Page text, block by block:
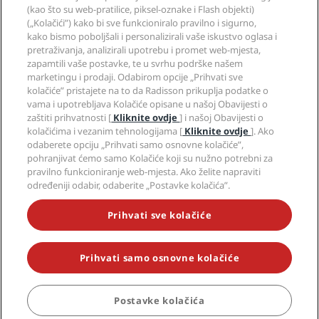
REZERVIRAJ
Hoteli za sportaše
Hoteli prilagođeni obiteljima
Zdravlje i sigurnost
Radite u RHG-u
Radite u PPHE-e
Radite u EHL-u
The Club by RHG
Razvojne mogućnosti
Responsible Business
Nabava
Centar za privatnost
Pravna obavijest
Uvjeti i odredbe programa Radisson Rewards
Sporazum o uporabi web-mjesta
Digitalna dostupnost
Izjava o modernom ropstvu
Pomoć
Upozorenja za korisnike
Kontakt
Često postavljana pitanja
Mapa stranice
Društveni mediji
Brendovi Radisson Hotels
NIKADA NE PROPUSTITE NAJPOPULARNIJE PONUDE
© 2026 Radisson Hotel Group.Sva prava pridržana. RHG Radisson
Hotel Group, Radisson, Radisson RED, Radisson Blu, Radisson Collection,
Radisson Individuals, Park Plaza, Park Inn, Country Inn & Suites, Prize by
Radisson, Radisson Rewards i Radisson Meetings zaštitni su znakovi
grupe Radisson Hotel Group.
(kao što su web-pratilice, piksel-oznake i Flash objekti)
(„Kolačići”) kako bi sve funkcioniralo pravilno i sigurno,
kako bismo poboljšali i personalizirali vaše iskustvo oglasa i
pretraživanja, analizirali upotrebu i promet web-mjesta,
zapamtili vaše postavke, te u svrhu podrške našem
marketingu i prodaji. Odabirom opcije „Prihvati sve
kolačiće” pristajete na to da Radisson prikuplja podatke o
vama i upotrebljava Kolačiće opisane u našoj Obavijesti o
zaštiti prihvatnosti [ Kliknite ovdje] i našoj Obavijesti o
kolačićima i vezanim tehnologijama [ Kliknite ovdje]. Ako
odaberete opciju „Prihvati samo osnovne kolačiće”,
pohranjivat ćemo samo Kolačiće koji su nužno potrebni za
pravilno funkcioniranje web-mjesta. Ako želite napraviti
određeniji odabir, odaberite „Postavke kolačića”.
Prihvati sve kolačiće
Prihvati samo osnovne kolačiće
Postavke kolačića